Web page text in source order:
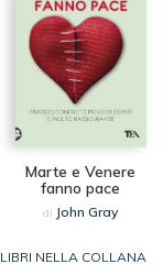
Marte e Venere
fanno pace
di John Gray
LIBRI NELLA COLLANA